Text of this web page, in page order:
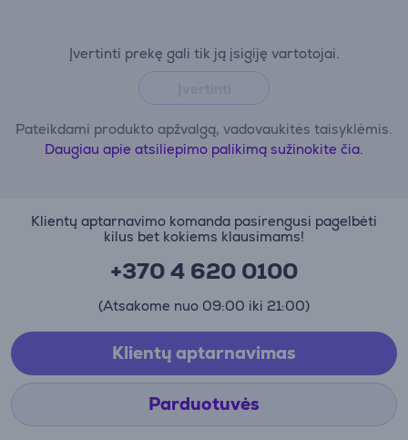
Įvertinti prekę gali tik ją įsigiję vartotojai.
Pateikdami produkto apžvalgą, vadovaukitės taisyklėmis.
Daugiau apie atsiliepimo palikimą sužinokite čia.
Klientų aptarnavimo komanda pasirengusi pagelbėti
kilus bet kokiems klausimams!
+370 4 620 0100
(Atsakome nuo 09:00 iki 21:00)
Klientų aptarnavimas
Parduotuvės